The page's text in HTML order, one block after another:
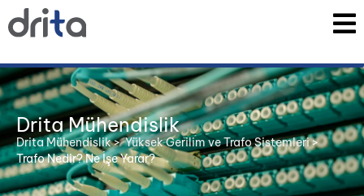
Drita Mühendislik
Drita Mühendislik>Yüksek Gerilim ve Trafo Sistemleri>
Trafo Nedir? Ne İşe Yarar?